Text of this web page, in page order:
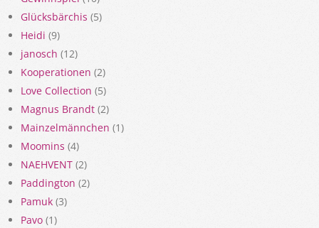
Glücksbärchis (5)
Heidi (9)
janosch (12)
Kooperationen (2)
Love Collection (5)
Magnus Brandt (2)
Mainzelmännchen (1)
Moomins (4)
NAEHVENT (2)
Paddington (2)
Pamuk (3)
Pavo (1)